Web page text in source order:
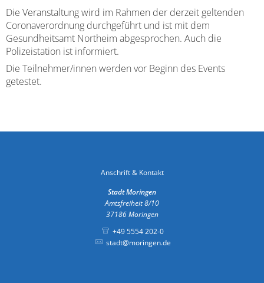
Die Veranstaltung wird im Rahmen der derzeit geltenden
Coronaverordnung durchgeführt und ist mit dem
Gesundheitsamt Northeim abgesprochen. Auch die
Polizeistation ist informiert.
Die Teilnehmer/innen werden vor Beginn des Events
getestet.
Anschrift & Kontakt
Stadt Moringen
Amtsfreiheit 8/10
37186 Moringen
+49 5554 202-0
stadt@moringen.de